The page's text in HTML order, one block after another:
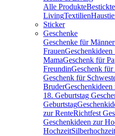
Alle Produkte
LivingTextilien
Sticker
Geschenke
Geschenke für Männer
Frauen
MamaGeschenk für
FreundinGeschenk für
Geschenk für
Bruder
18. Geburtstag
Geburtstag
zur RenteRichtfest
Geschenkideen zur
Hochzeit